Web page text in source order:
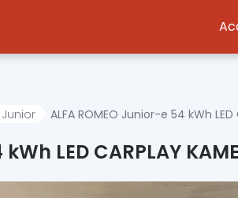
Junior ALFA ROMEO Junior-e 54 kWh LED
LED CARPLAY